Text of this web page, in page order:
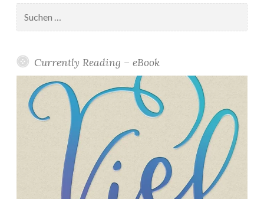
nach:
Currently Reading – eBook